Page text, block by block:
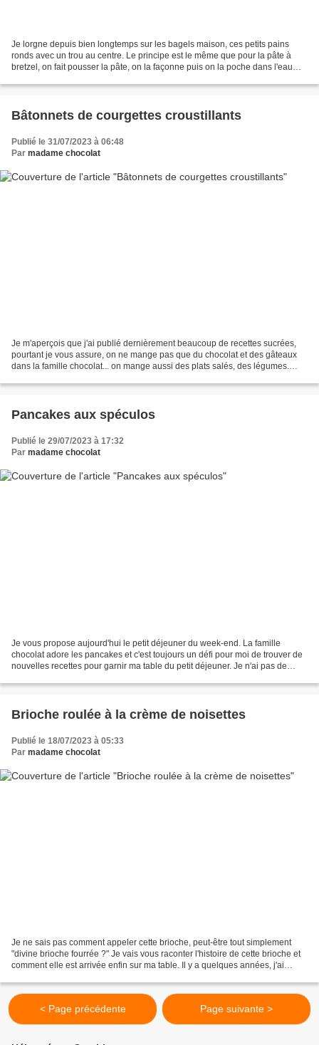
Je lorgne depuis bien longtemps sur les bagels maison, ces petits pains
ronds avec un trou au centre. Le principe est le même que pour la pâte à
bretzel, on fait pousser la pâte, on la façonne puis on la poche dans l'eau
Bâtonnets de courgettes croustillants
Publié le 31/07/2023 à 06:48
Par madame chocolat
Je m'aperçois que j'ai publié dernièrement beaucoup de recettes sucrées,
pourtant je vous assure, on ne mange pas que du chocolat et des gâteaux
dans la famille chocolat... on mange aussi des plats salés, des légumes.
Pancakes aux spéculos
Publié le 29/07/2023 à 17:32
Par madame chocolat
Je vous propose aujourd'hui le petit déjeuner du week-end. La famille
chocolat adore les pancakes et c'est toujours un défi pour moi de trouver de
nouvelles recettes pour garnir ma table du petit déjeuner. Je n'ai pas de
Brioche roulée à la crème de noisettes
Publié le 18/07/2023 à 05:33
Par madame chocolat
Je ne sais pas comment appeler cette brioche, peut-être tout simplement
"divine brioche fourrée ?" Je vais vous raconter l'histoire de cette brioche et
comment elle est arrivée enfin sur ma table. Il y a quelques années, j'ai
< Page précédente Page suivante >